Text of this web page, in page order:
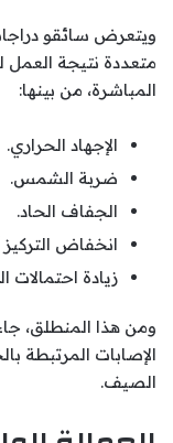
ويتعرض سائقو
متعددة نتيجة
المباشرة، من بينها:
الإجهاد الحراري.
ضربة الشمس.
الجفاف الحاد.
انخفاض التركيز
زيادة احتمالات
ومن هذا المنطلق،
الإصابات المرتبطة
الصيف.